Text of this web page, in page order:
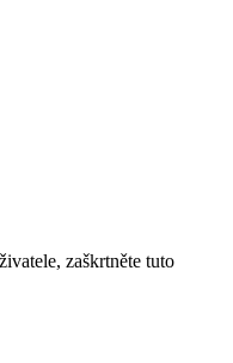
zaškrtněte tuto